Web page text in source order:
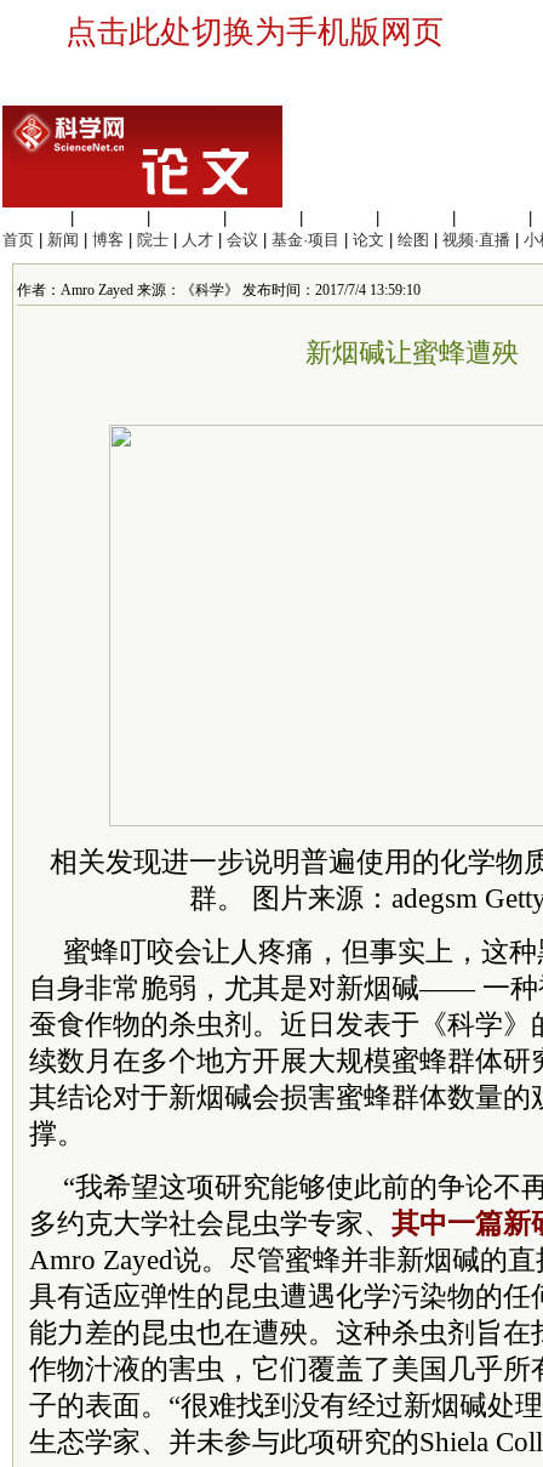
点击此处切换为手机版网页
首页
新闻 博客 院士 人才 会议 基金·项目 论文 绘图 视频·直播 小
作者：Amro Zayed 来源：《科学》 发布时间：2017/7/4 13:59:10
新烟碱让蜜蜂遭殃
相关发现进一步说明普遍使用的化学物
群。 图片来源：adegsm
蜜蜂叮咬会让人疼痛，但事实上，这
自身非常脆弱，尤其是对新烟碱—— 一种
蚕食作物的杀虫剂。近日发表于《科学》
续数月在多个地方开展大规模蜜蜂群体研
其结论对于新烟碱会损害蜜蜂群体数量的
撑。
“我希望这项研究能够使此前的争论不
多约克大学社会昆虫学专家、 其中一篇新
Amro Zayed说。尽管蜜蜂并非新烟碱的
具有适应弹性的昆虫遭遇化学污染物的任
能力差的昆虫也在遭殃。这种杀虫剂旨在
作物汁液的害虫，它们覆盖了美国几乎所
子的表面。“很难找到没有经过新烟碱处
生态学家、并未参与此项研究的Shiela